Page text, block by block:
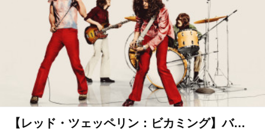
【レッド・ツェッペリン：ビカミング】バ…